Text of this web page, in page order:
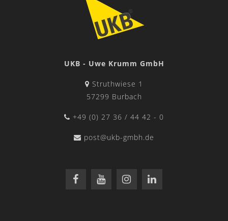
UKB - Uwe Krumm GmbH
Struthwiese 1
57299 Burbach
+49 (0) 27 36 / 44 42 - 0
post@ukb-gmbh.de